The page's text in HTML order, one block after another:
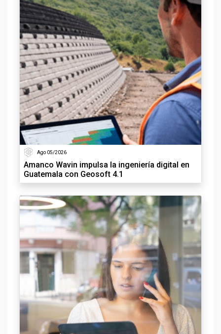
Ago 05/2026
Amanco Wavin impulsa la ingeniería digital en
Guatemala con Geosoft 4.1